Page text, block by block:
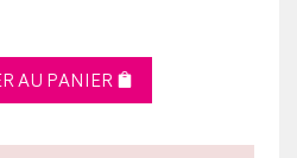
AU PANIER